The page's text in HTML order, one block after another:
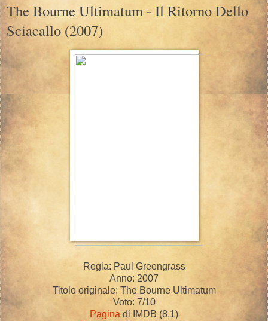
The Bourne Ultimatum - Il Ritorno Dello
Sciacallo (2007)
Regia: Paul Greengrass
Anno: 2007
Titolo originale: The Bourne Ultimatum
Voto: 7/10
Pagina di IMDB (8.1)